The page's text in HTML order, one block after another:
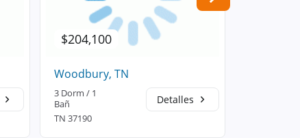
$204,100
Woodbury, TN
3 Dorm / 1
Bañ
TN 37190
Detalles